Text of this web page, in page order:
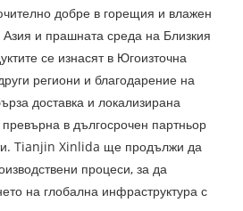
добре в горещия и влажен
и прашната среда на Близкия
се изнасят в Югоизточна
региони и благодарение на
доставка и локализирана
в дългосрочен партньор
Tianjin Xinlida ще продължи да
процеси, за да
на глобална инфраструктура с